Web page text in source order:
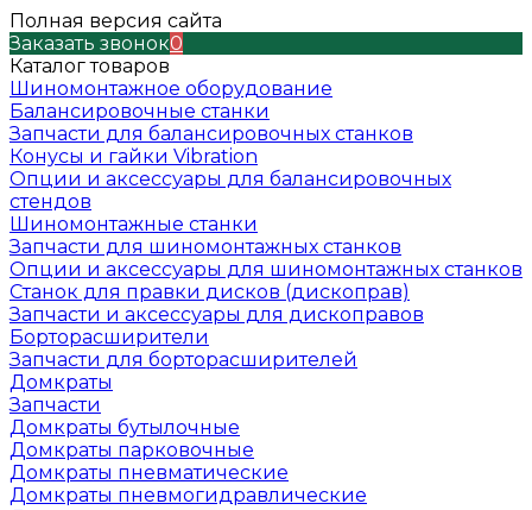
Полная версия сайта
Заказать звонок0
Каталог товаров
Шиномонтажное оборудование
Балансировочные станки
Запчасти для балансировочных станков
Конусы и гайки Vibration
Опции и аксессуары для балансировочных
стендов
Шиномонтажные станки
Запчасти для шиномонтажных станков
Опции и аксессуары для шиномонтажных станков
Станок для правки дисков (дископрав)
Запчасти и аксессуары для дископравов
Борторасширители
Запчасти для борторасширителей
Домкраты
Запчасти
Домкраты бутылочные
Домкраты парковочные
Домкраты пневматические
Домкраты пневмогидравлические